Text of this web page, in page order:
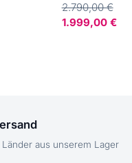
2.790,00 €
1.999,00 €
aus unserem Lager